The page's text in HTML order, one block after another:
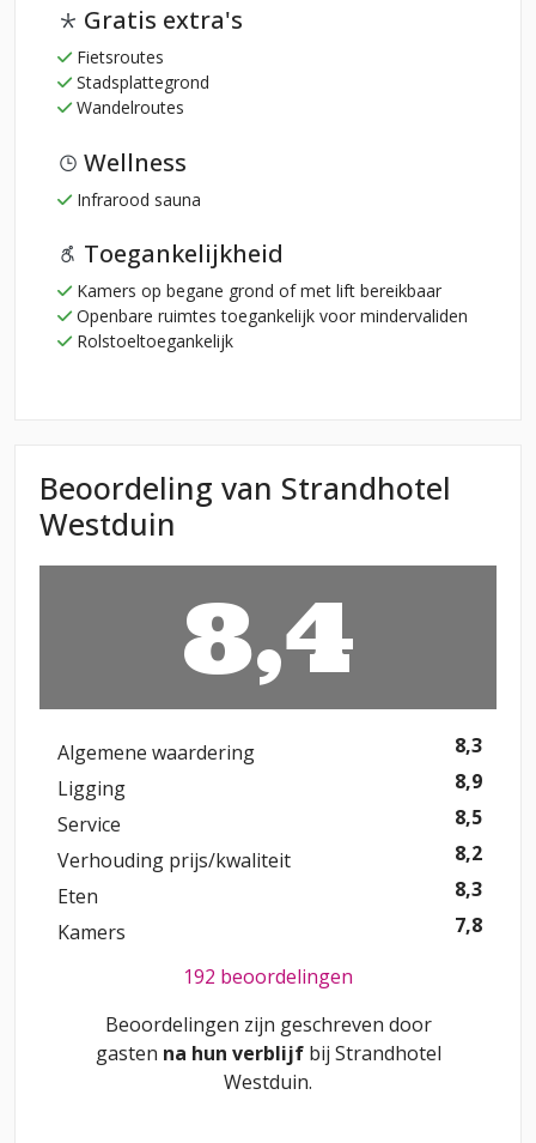
Gratis extra's
Fietsroutes
Stadsplattegrond
Wandelroutes
Wellness
Infrarood sauna
Toegankelijkheid
Kamers op begane grond of met lift bereikbaar
Openbare ruimtes toegankelijk voor mindervaliden
Rolstoeltoegankelijk
Beoordeling van Strandhotel
Westduin
8,4
Algemene waardering
8,3
Ligging
8,9
Service
8,5
Verhouding prijs/kwaliteit
8,2
Eten
8,3
Kamers
7,8
192 beoordelingen
Beoordelingen zijn geschreven door
gasten na hun verblijf bij Strandhotel
Westduin.